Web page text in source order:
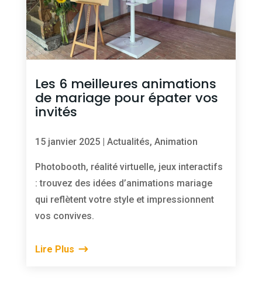
Les 6 meilleures animations
de mariage pour épater vos
invités
15 janvier 2025| Actualités, Animation
Photobooth, réalité virtuelle, jeux interactifs
: trouvez des idées d’animations mariage
qui reflètent votre style et impressionnent
vos convives.
Lire Plus